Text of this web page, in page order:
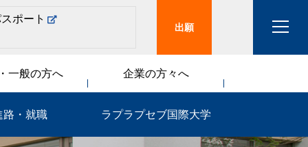
ポート
一般の方へ 企業の方々へ
路・就職 ラプラプセブ国際大学
出願